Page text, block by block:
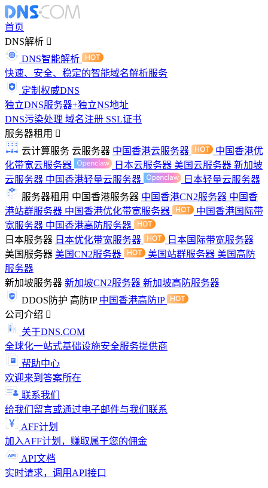
首页
DNS解析
DNS智能解析
快速、安全、稳定的智能域名解析服务
定制权威DNS
独立DNS服务器+独立NS地址
DNS污染处理 域名注册 SSL证书
服务器租用
云计算服务 云服务器 中国香港云服务器
中国香港优
化带宽云服务器
日本云服务器 美国云服务器 新加坡
云服务器 中国香港轻量云服务器
日本轻量云服务器
服务器租用 中国香港服务器 中国香港CN2服务器 中国香
港站群服务器 中国香港优化带宽服务器
中国香港国际带
宽服务器 中国香港高防服务器
日本服务器 日本优化带宽服务器
日本国际带宽服务器
美国服务器 美国CN2服务器 美国站群服务器 美国高防
服务器
新加坡服务器 新加坡CN2服务器 新加坡高防服务器
DDOS防护 高防IP 中国香港高防IP
公司介绍
关于DNS.COM
全球化一站式基础设施安全服务提供商
帮助中心
欢迎来到答案所在
联系我们
给我们留言或通过电子邮件与我们联系
AFF计划
加入AFF计划，赚取属于您的佣金
API文档
实时请求，调用API接口